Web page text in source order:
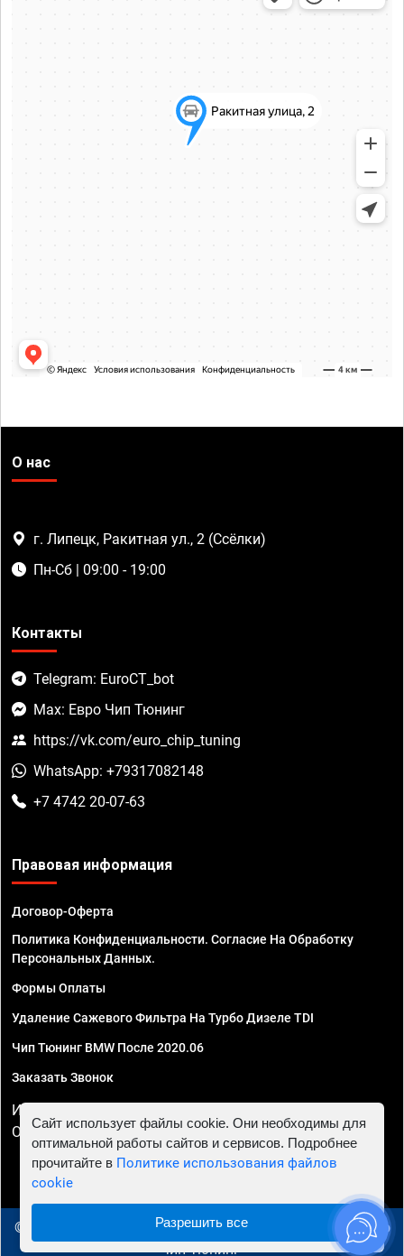
О нас
г. Липецк, Ракитная ул., 2 (Ссёлки)
Пн-Сб | 09:00 - 19:00
Контакты
Telegram: EuroCT_bot
Max: Евро Чип Тюнинг
https://vk.com/euro_chip_tuning
WhatsApp: +79317082148
+7 4742 20-07-63
Правовая информация
Договор-Оферта
Политика Конфиденциальности. Согласие На Обработку
Персональных Данных.
Формы Оплаты
Удаление Сажевого Фильтра На Турбо Дизеле TDI
Чип Тюнинг BMW После 2020.06
Заказать Звонок
ИП Смирнов Георгий Павлович. ИНН 781302555843,
ОГРНИП 324470400032610
© 2010 - 2026 Чип тюнинг в Липецке - Автосервис "Евро
Чип Тюнинг"
Сайт использует файлы cookie. Они необходимы для
оптимальной работы сайтов и сервисов. Подробнее
прочитайте в Политике использования файлов
cookie
Разрешить все